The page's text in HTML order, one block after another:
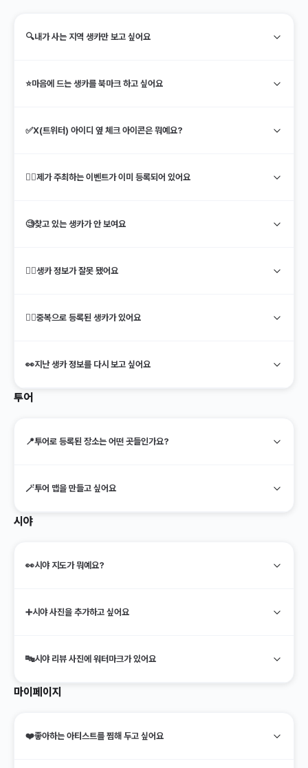
🔍내가 사는 지역 생카만 보고 싶어요
⭐️마음에 드는 생카를 북마크 하고 싶어요
✅X(트위터) 아이디 옆 체크 아이콘은 뭐예요?
🙋‍♀️제가 주최하는 이벤트가 이미 등록되어 있어요
🧐찾고 있는 생카가 안 보여요
🙅‍♀️생카 정보가 잘못 됐어요
🕵️‍♀️중복으로 등록된 생카가 있어요
👀지난 생카 정보를 다시 보고 싶어요
투어
📍투어로 등록된 장소는 어떤 곳들인가요?
🪄투어 맵을 만들고 싶어요
시야
👀시야 지도가 뭐예요?
➕시야 사진을 추가하고 싶어요
🔤시야 리뷰 사진에 워터마크가 있어요
마이페이지
❤️좋아하는 아티스트를 찜해 두고 싶어요